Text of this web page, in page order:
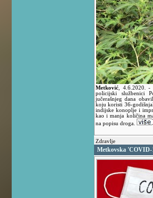
Metković 4.6.2020.-
policijski službenici
jučerašnjeg dana
koju koristi 36-
indijske konoplje i
kao i manja količina
na popisu droga.
Zdravlje
Metkovska 'COVID-